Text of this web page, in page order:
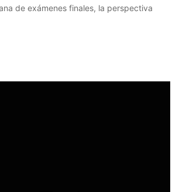
de exámenes finales, la perspectiva